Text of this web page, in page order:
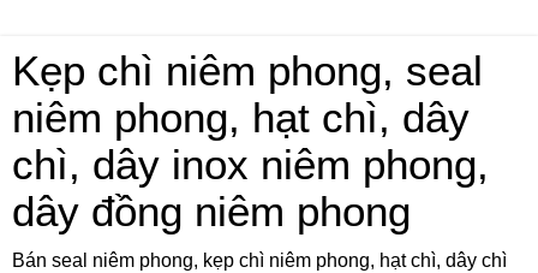
Kẹp chì niêm phong, seal
niêm phong, hạt chì, dây
chì, dây inox niêm phong,
dây đồng niêm phong
Bán seal niêm phong, kẹp chì niêm phong, hạt chì, dây chì